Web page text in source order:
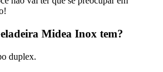
Midea Inox tem?
duplex.